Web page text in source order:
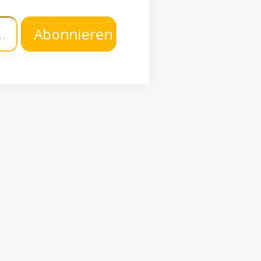
Abonnieren